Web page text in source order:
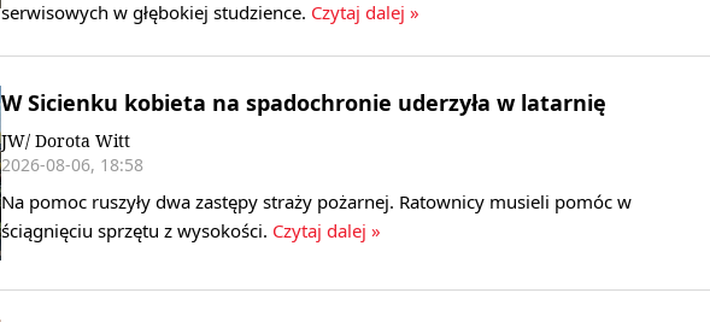
serwisowych w głębokiej studzience. Czytaj dalej »
W Sicienku kobieta na spadochronie uderzyła w latarnię
JW/ Dorota Witt
2026-08-06, 18:58
Na pomoc ruszyły dwa zastępy straży pożarnej. Ratownicy musieli pomóc w
ściągnięciu sprzętu z wysokości. Czytaj dalej »